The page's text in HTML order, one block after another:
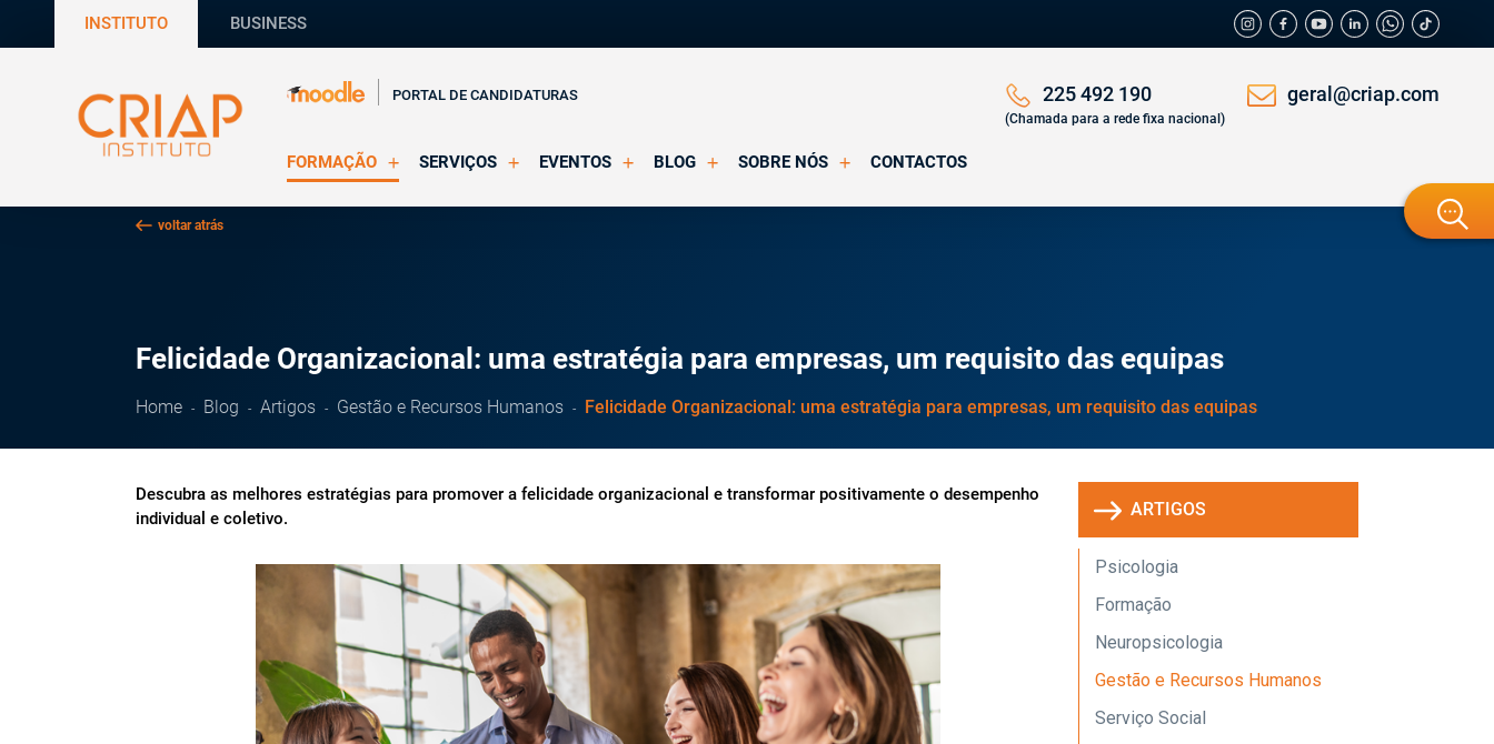
INSTITUTO BUSINESS
PORTAL DE CANDIDATURAS 225 492 190
(Chamada para a rede fixa nacional)
geral@criap.com
FORMAÇÃO SERVIÇOS EVENTOS BLOG SOBRE NÓS CONTACTOS
voltar atrás
Felicidade Organizacional: uma estratégia para empresas, um requisito das equipas
Home Blog Artigos Gestão e Recursos Humanos Felicidade Organizacional: uma estratégia para empresas, um requisito das equipas
Descubra as melhores estratégias para promover a felicidade organizacional e transformar positivamente o desempenho
individual e coletivo.
ARTIGOS
Psicologia
Formação
Neuropsicologia
Gestão e Recursos Humanos
Serviço Social